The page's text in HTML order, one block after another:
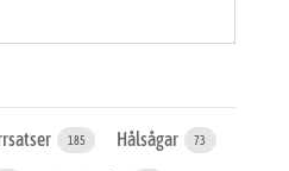
185 Hålsågar 73